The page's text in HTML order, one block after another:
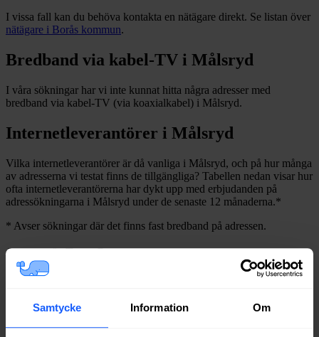
Samtycke Information Om
I vissa fall kan du behöva kontakta en nätägare direkt. Se listan över
nätägare i Borås kommun.
Bredband via kabel-TV i Målsryd
I våra sökningar har vi inte kunnat hitta några adresser med
bredband via kabel-TV (via koaxialkabel) i Målsryd.
Internetleverantörer i Målsryd
Vilka internetleverantörer är då vanliga i Målsryd, och på hur många
av adresserna vi testat finns de tillgängliga? Tabellen nedan visar hur
ofta internetleverantörerna har dykt upp med erbjudanden på
adressökningarna i Målsryd under de senaste 12 månaderna.*
* Avser sökningar där det finns fast bredband på adressen.
Leverantör Typer Procent
Telia
Fiber
Ownit
Fiber 56%